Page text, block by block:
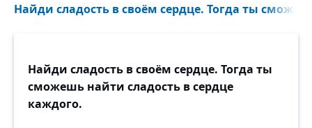
Найди сладость в своём сердце. Тогда ты
Найди сладость в своём сердце. Тогда ты
сможешь найти сладость в сердце
каждого.